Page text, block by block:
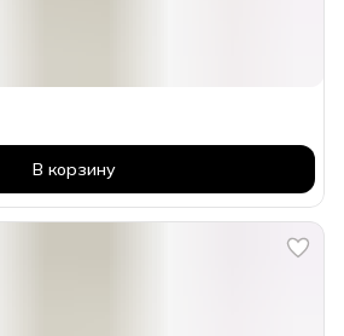
В корзину